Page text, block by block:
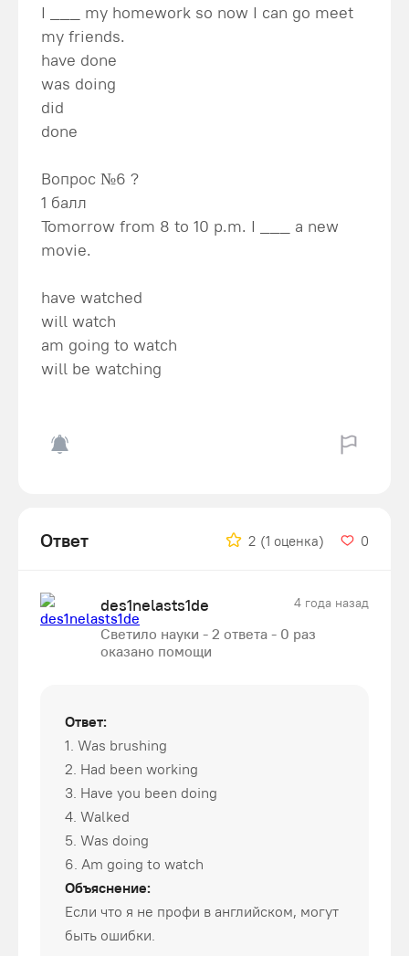
I ___ my homework so now I can go meet
my friends.
have done
was doing
did
done
Вопрос №6 ?
1 балл
Tomorrow from 8 to 10 p.m. I ___ a new
movie.
have watched
will watch
am going to watch
will be watching
Ответ 2 (1 оценка) 0
des1nelasts1de 4 года назад
Светило науки - 2 ответа - 0 раз
оказано помощи
Ответ:
1. Was brushing
2. Had been working
3. Have you been doing
4. Walked
5. Was doing
6. Am going to watch
Объяснение:
Если что я не профи в английском, могут
быть ошибки.